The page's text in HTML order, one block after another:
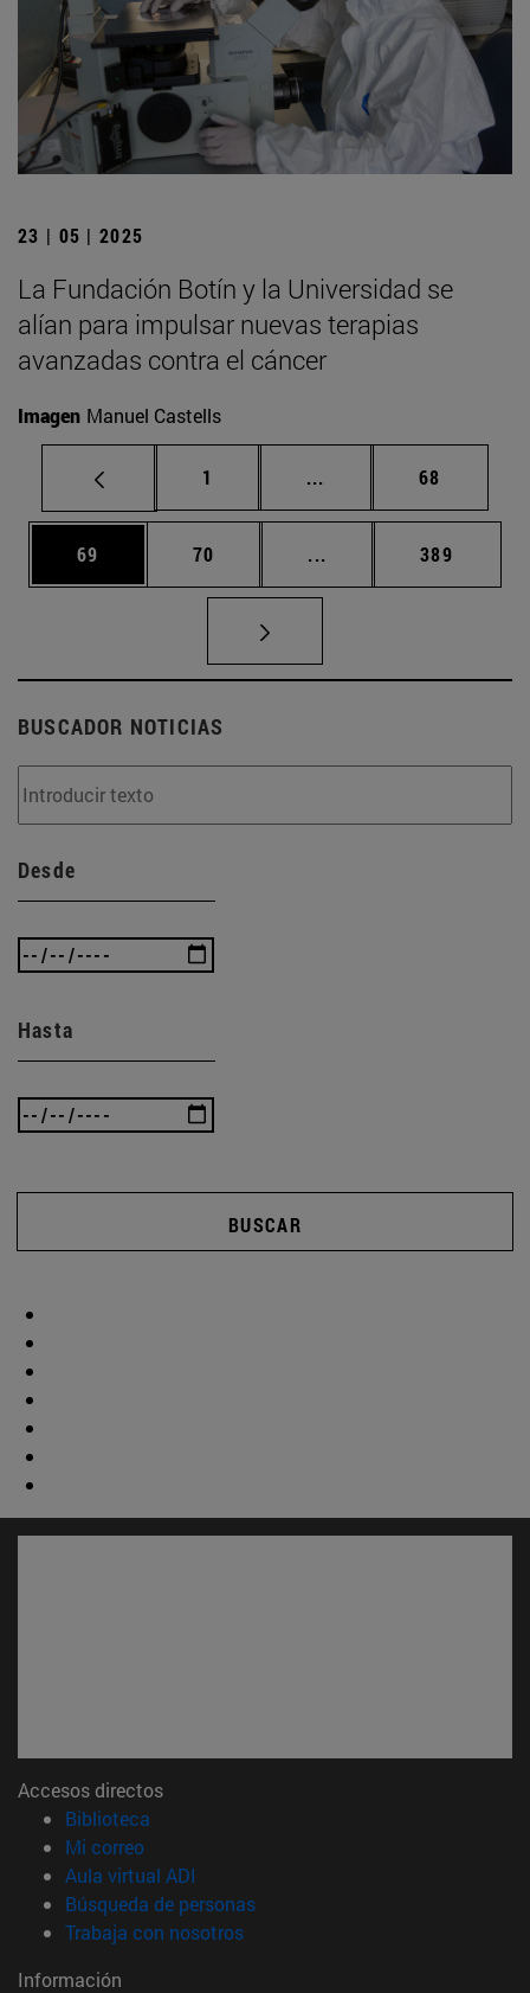
23 | 05 | 2025
La Fundación Botín y la Universidad se
alían para impulsar nuevas terapias
avanzadas contra el cáncer
Imagen Manuel Castells
Página
1 ... Páginas intermedias
Página
68
Página
69 Página
70 ... Páginas intermedias
Página
389
BUSCADOR NOTICIAS
Desde
Hasta
BUSCAR
Accesos directos
Biblioteca
Mi correo(abre en nueva ventana)
Aula virtual ADI
Búsqueda de personas(abre en nueva ventana)
Trabaja con nosotros(abre en nueva ventana)
Información